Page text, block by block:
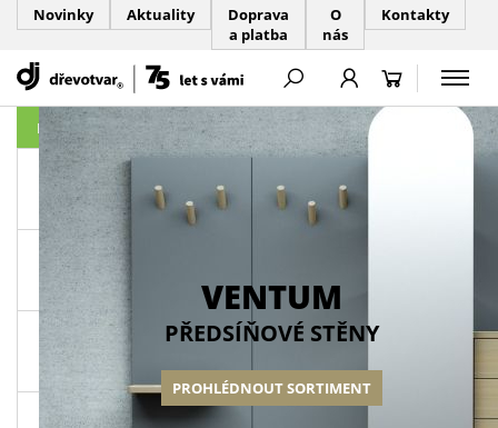
PŘESKOČIT NAVIGACI
Novinky Aktuality
Doprava
a platba
O
nás
Kontakty
KATEGORIE
Předsíňové
stěny
VENTUM
Nábytkový
program
ONTUR
Nábytkový
program
Jídelní
VENTUM
PŘEDSÍŇOVÉ STĚNY
PROHLÉDNOUT SORTIMENT